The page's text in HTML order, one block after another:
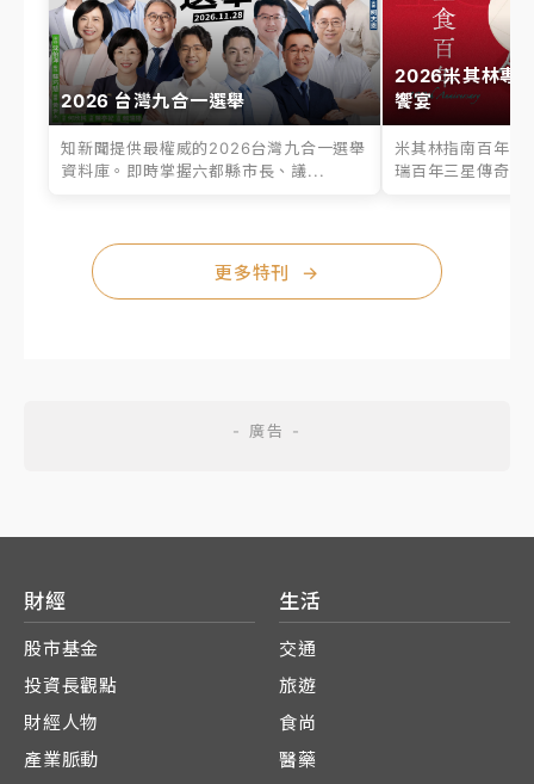
2026 台灣九合一選舉
知新聞提供最權威的2026台灣九合一選舉
資料庫。即時掌握六都縣市長、議...
2026米其林專
饗宴
米其林指南百年之
瑞百年三星傳奇、
更多特刊 →
財經
股市基金
投資長觀點
財經人物
產業脈動
生活
交通
旅遊
食尚
醫藥